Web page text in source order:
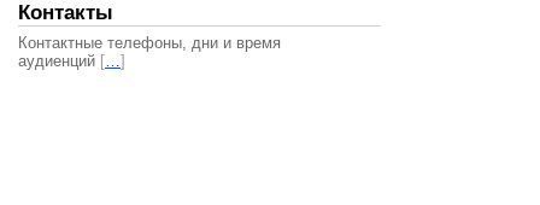
Контакты
Контактные телефоны, дни и время
аудиенций […]